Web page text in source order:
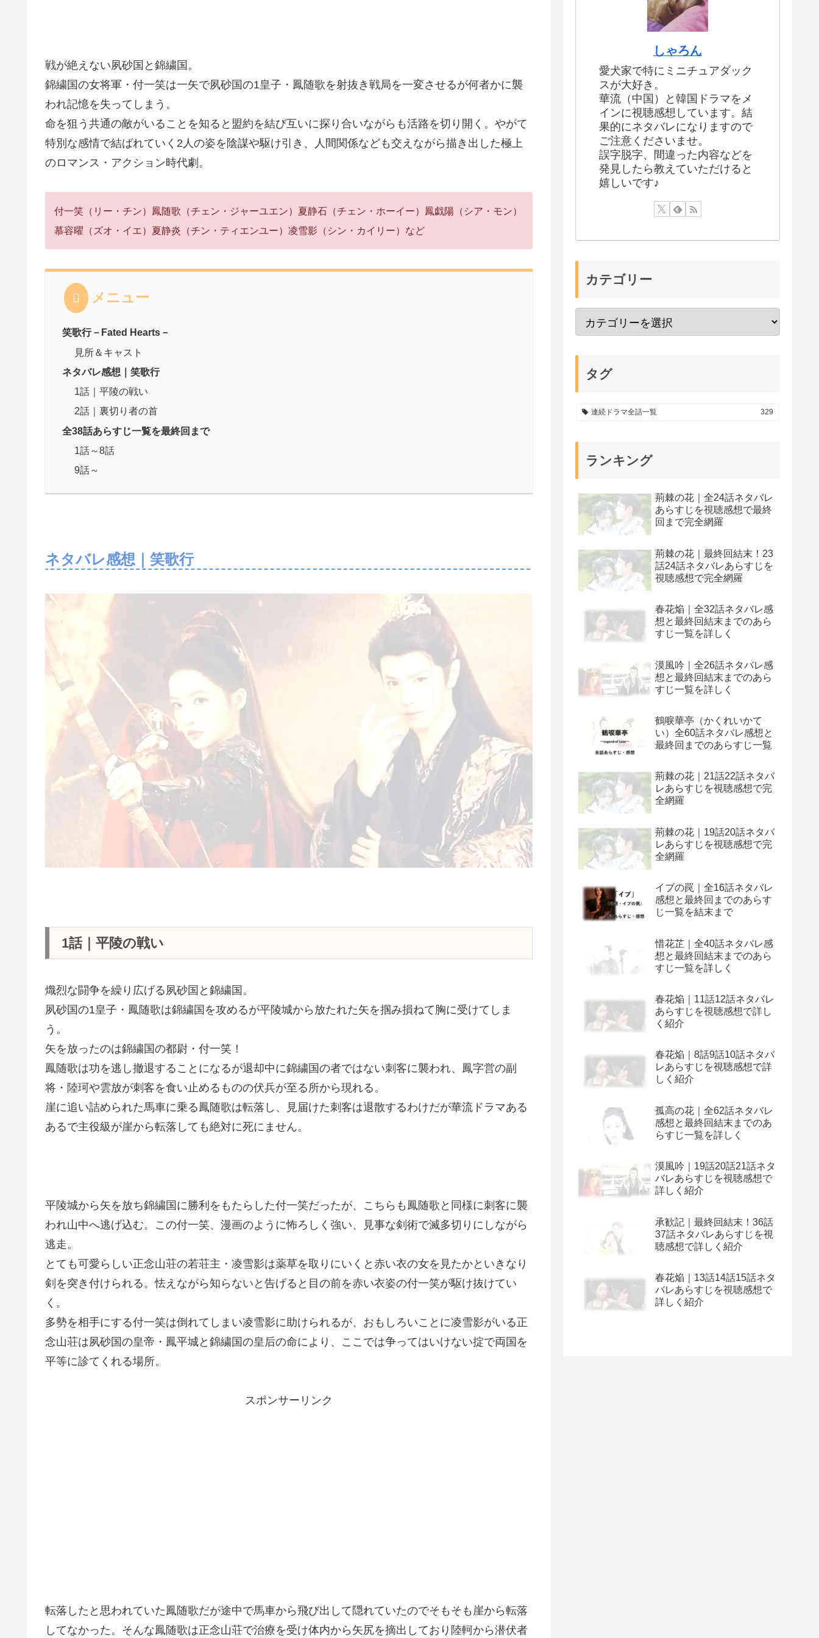
戦が絶えない夙砂国と錦繍国。
錦繍国の女将軍・付一笑は一矢で夙砂国の1皇子・鳳随歌を射抜き戦局を一変させるが何者かに襲
われ記憶を失ってしまう。
命を狙う共通の敵がいることを知ると盟約を結び互いに探り合いながらも活路を切り開く。やがて
特別な感情で結ばれていく2人の姿を陰謀や駆け引き、人間関係なども交えながら描き出した極上
のロマンス・アクション時代劇。
付一笑（リー・チン）鳳随歌（チェン・ジャーユエン）夏静石（チェン・ホーイー）鳳戯陽（シア・モン）
慕容曜（ズオ・イエ）夏静炎（チン・ティエンユー）凌雪影（シン・カイリー）など
メニュー
笑歌行－Fated Hearts－
見所＆キャスト
ネタバレ感想｜笑歌行
1話｜平陵の戦い
2話｜裏切り者の首
全38話あらすじ一覧を最終回まで
1話～8話
9話～
ネタバレ感想｜笑歌行
1話｜平陵の戦い
熾烈な闘争を繰り広げる夙砂国と錦繍国。
夙砂国の1皇子・鳳随歌は錦繍国を攻めるが平陵城から放たれた矢を掴み損ねて胸に受けてしま
う。
矢を放ったのは錦繍国の都尉・付一笑！
鳳随歌は功を逃し撤退することになるが退却中に錦繍国の者ではない刺客に襲われ、鳳字営の副
将・陸珂や雲放が刺客を食い止めるものの伏兵が至る所から現れる。
崖に追い詰められた馬車に乗る鳳随歌は転落し、見届けた刺客は退散するわけだが華流ドラマある
あるで主役級が崖から転落しても絶対に死にません。
平陵城から矢を放ち錦繍国に勝利をもたらした付一笑だったが、こちらも鳳随歌と同様に刺客に襲
われ山中へ逃げ込む。この付一笑、漫画のように怖ろしく強い、見事な剣術で滅多切りにしながら
逃走。
とても可愛らしい正念山荘の若荘主・凌雪影は薬草を取りにいくと赤い衣の女を見たかといきなり
剣を突き付けられる。怯えながら知らないと告げると目の前を赤い衣姿の付一笑が駆け抜けてい
く。
多勢を相手にする付一笑は倒れてしまい凌雪影に助けられるが、おもしろいことに凌雪影がいる正
念山荘は夙砂国の皇帝・鳳平城と錦繍国の皇后の命により、ここでは争ってはいけない掟で両国を
平等に診てくれる場所。
スポンサーリンク
転落したと思われていた鳳随歌だが途中で馬車から飛び出して隠れていたのでそもそも崖から転落
してなかった。そんな鳳随歌は正念山荘で治療を受け体内から矢尻を摘出しており陸軻から潜伏者
しゃろん
愛犬家で特にミニチュアダック
スが大好き。
華流（中国）と韓国ドラマをメ
インに視聴感想しています。結
果的にネタバレになりますので
ご注意くださいませ。
誤字脱字、間違った内容などを
発見したら教えていただけると
嬉しいです♪
カテゴリー
タグ
連続ドラマ全話一覧 329
ランキング
荊棘の花｜全24話ネタバレ
あらすじを視聴感想で最終
回まで完全網羅
荊棘の花｜最終回結末！23
話24話ネタバレあらすじを
視聴感想で完全網羅
春花焔｜全32話ネタバレ感
想と最終回結末までのあら
すじ一覧を詳しく
漠風吟｜全26話ネタバレ感
想と最終回結末までのあら
すじ一覧を詳しく
鶴唳華亭（かくれいかて
い）全60話ネタバレ感想と
最終回までのあらすじ一覧
荊棘の花｜21話22話ネタバ
レあらすじを視聴感想で完
全網羅
荊棘の花｜19話20話ネタバ
レあらすじを視聴感想で完
全網羅
イブの罠｜全16話ネタバレ
感想と最終回までのあらす
じ一覧を結末まで
惜花芷｜全40話ネタバレ感
想と最終回結末までのあら
すじ一覧を詳しく
春花焔｜11話12話ネタバレ
あらすじを視聴感想で詳し
く紹介
春花焔｜8話9話10話ネタバ
レあらすじを視聴感想で詳
しく紹介
孤高の花｜全62話ネタバレ
感想と最終回結末までのあ
らすじ一覧を詳しく
漠風吟｜19話20話21話ネタ
バレあらすじを視聴感想で
詳しく紹介
承歓記｜最終回結末！36話
37話ネタバレあらすじを視
聴感想で詳しく紹介
春花焔｜13話14話15話ネタ
バレあらすじを視聴感想で
詳しく紹介